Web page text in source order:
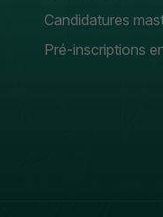
Candidatures
Pré-inscriptions